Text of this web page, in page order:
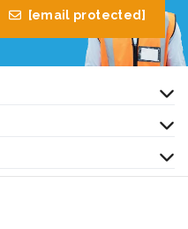
[email protected]